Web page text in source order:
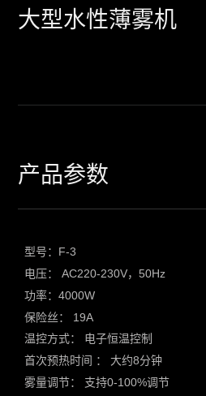
大型水性薄雾机
产品参数
型号：F-3
电压： AC220-230V，50Hz
功率：4000W
保险丝： 19A
温控方式： 电子恒温控制
首次预热时间 ： 大约8分钟
雾量调节： 支持0-100%调节